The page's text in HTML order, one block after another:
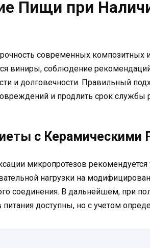
Пищи при
современных композитных
виниры, соблюдение
и долговечности. Правильный
и продлить срок службы
с Керамическими
микропротезов рекомендуется
нагрузки на
соединения. В дальнейшем, при
доступны, но с учетом